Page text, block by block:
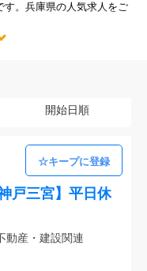
のご担当者様
0120-978-186
19:00
す。兵庫県の人気求人をご
な働き方だけではなく、
開始日順
戸三宮】平日休
動産・建設関連